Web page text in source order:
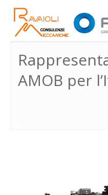
PORTFOLIO
AMOB
AMOB per